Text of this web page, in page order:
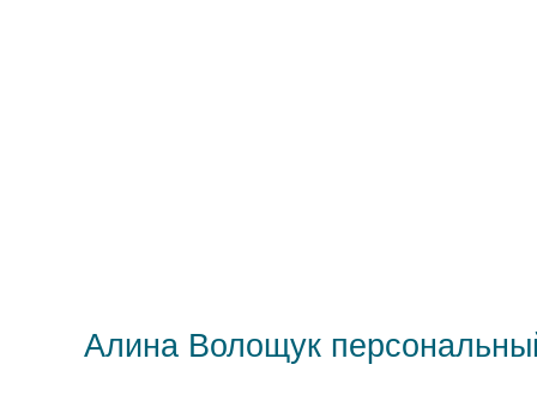
Алина Волощук